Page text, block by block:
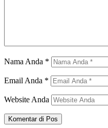
Nama Anda *
Email Anda *
Website Anda